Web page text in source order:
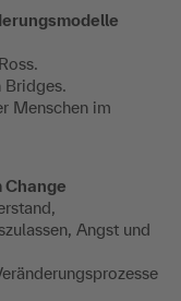
Bridges.
Menschen im
Angst und